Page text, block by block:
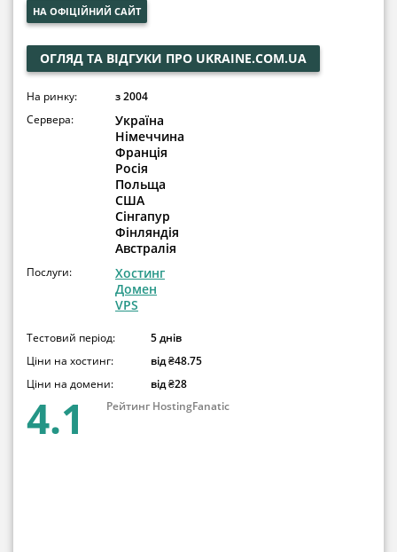
НА ОФІЦІЙНИЙ САЙТ
ОГЛЯД ТА ВІДГУКИ ПРО UKRAINE.COM.UA
На ринку:
з 2004
Сервера:
Україна
Німеччина
Франція
Росія
Польща
США
Сінгапур
Фінляндія
Австралія
Послуги:
Хостинг
Домен
VPS
Тестовий період:
5 днів
Ціни на хостинг:
від ₴48.75
Ціни на домени:
від ₴28
4.1 Рейтинг HostingFanatic